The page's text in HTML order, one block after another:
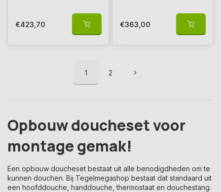
€423,70 €363,00
1 2
Opbouw doucheset voor
montage gemak!
Een opbouw doucheset bestaat uit alle benodigdheden om te
kunnen douchen. Bij Tegelmegashop bestaat dat standaard uit
een hoofddouche, handdouche, thermostaat en douchestang.